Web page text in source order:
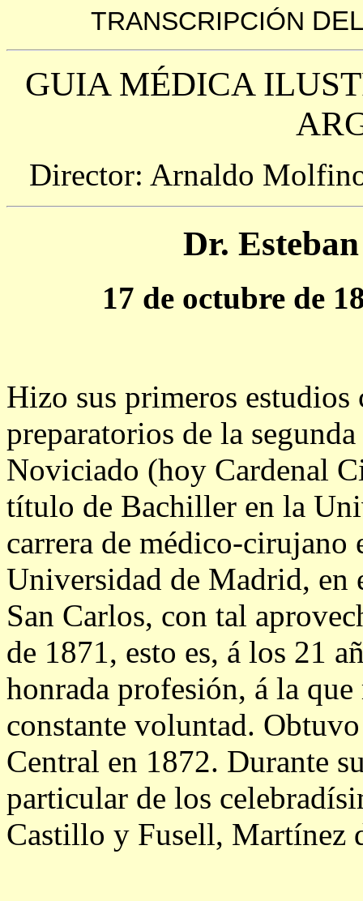
TRANSCRIPCIÓN
GUIA MÉDICA
Director: Arnaldo
Dr.
17 de octubre de
Hizo sus primeros
preparatorios de la
Noviciado (hoy Cardenal
título de Bachiller en la
carrera de médico-cirujano
Universidad de Madrid, en
San Carlos, con tal
de 1871, esto es, á los 21
honrada profesión, á la
constante voluntad.
Central en 1872. Durante
particular de los
Castillo y Fusell, Martínez